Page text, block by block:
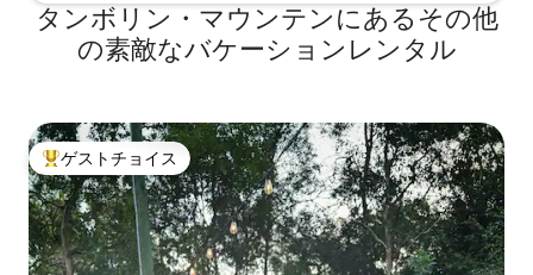
タンボリン・マウンテンにあるその他
の素敵なバケーションレンタル
大好評のゲストチョイスです。
ゲストチョイス